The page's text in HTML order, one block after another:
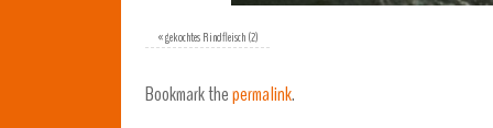
«gekochtes Rindfleisch (2)
Bookmark thepermalink.